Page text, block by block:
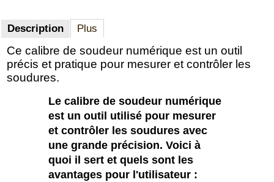
Description Plus
Ce calibre de soudeur numérique est un outil
précis et pratique pour mesurer et contrôler les
soudures.
Le calibre de soudeur numérique
est un outil utilisé pour mesurer
et contrôler les soudures avec
une grande précision. Voici à
quoi il sert et quels sont les
avantages pour l'utilisateur :